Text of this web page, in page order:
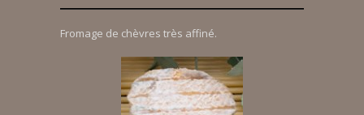
Fromage de chèvres très affiné.